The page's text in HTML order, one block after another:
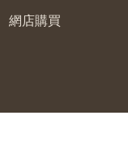
網店購買